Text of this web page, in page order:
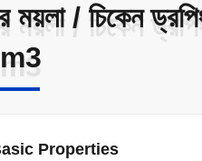
ময়লা / চিকেন
ময়লা / চিকেন
Properties